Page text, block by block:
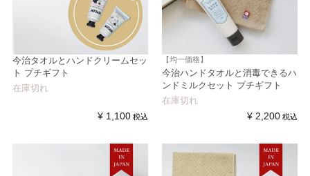
今治タオルとハンドクリームセッ
ト プチギフト
在庫切れ
¥ 1,100 税込
【均一価格】
今治ハンドタオルと消毒できるハ
ンドミルクセット プチギフト
在庫切れ
¥ 2,200 税込